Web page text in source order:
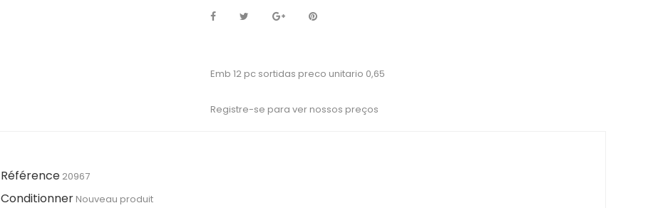
Emb 12 pc sortidas preco unitario 0,65
Registre-se para ver nossos preços
Référence 20967
Conditionner Nouveau produit